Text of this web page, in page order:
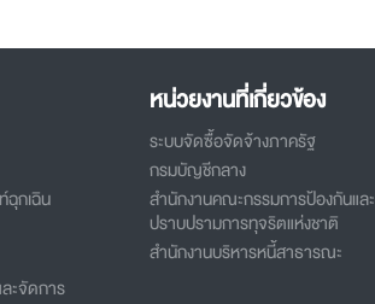
ฉุกเฉิน
ะจัดการ
หน่วยงานที่เกี่ยวข้อง
ระบบจัดซื้อจัดจ้างภาครัฐ
กรมบัญชีกลาง
สำนักงานคณะกรรมการป้องกันและ
ปราบปรามการทุจริตแห่งชาติ
สำนักงานบริหารหนี้สาธารณะ